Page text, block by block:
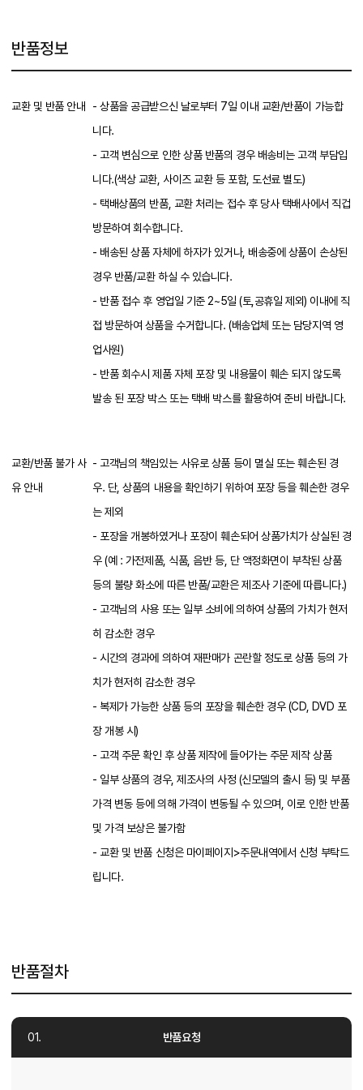
반품정보
교환 및 반품 안내
- 상품을 공급받으신 날로부터 7일 이내 교환/반품이 가능합
니다.
- 고객 변심으로 인한 상품 반품의 경우 배송비는 고객 부담입
니다.(색상 교환, 사이즈 교환 등 포함, 도선료 별도)
- 택배상품의 반품, 교환 처리는 접수 후 당사 택배사에서 직겁
방문하여 회수합니다.
- 배송된 상품 자체에 하자가 있거나, 배송중에 상품이 손상된
경우 반품/교환 하실 수 있습니다.
- 반품 접수 후 영업일 기준 2~5일 (토,공휴일 제외) 이내에 직
접 방문하여 상품을 수거합니다. (배송업체 또는 담당지역 영
업사원)
- 반품 회수시 제품 자체 포장 및 내용물이 훼손 되지 않도록
발송 된 포장 박스 또는 택배 박스를 활용하여 준비 바랍니다.
교환/반품 불가 사
유 안내
- 고객님의 책임있는 사유로 상품 등이 멸실 또는 훼손된 경
우. 단, 상품의 내용을 확인하기 위하여 포장 등을 훼손한 경우
는 제외
- 포장을 개봉하였거나 포장이 훼손되어 상품가치가 상실된 경
우 (예 : 가전제품, 식품, 음반 등, 단 액정화면이 부착된 상품
등의 불량 화소에 따른 반품/교환은 제조사 기준에 따릅니다.)
- 고객님의 사용 또는 일부 소비에 의하여 상품의 가치가 현저
히 감소한 경우
- 시간의 경과에 의하여 재판매가 곤란할 정도로 상품 등의 가
치가 현저히 감소한 경우
- 복제가 가능한 상품 등의 포장을 훼손한 경우 (CD, DVD 포
장 개봉 시)
- 고객 주문 확인 후 상품 제작에 들어가는 주문 제작 상품
- 일부 상품의 경우, 제조사의 사정 (신모델의 출시 등) 및 부품
가격 변동 등에 의해 가격이 변동될 수 있으며, 이로 인한 반품
및 가격 보상은 불가함
- 교환 및 반품 신청은 마이페이지>주문내역에서 신청 부탁드
립니다.
반품절차
반품요청